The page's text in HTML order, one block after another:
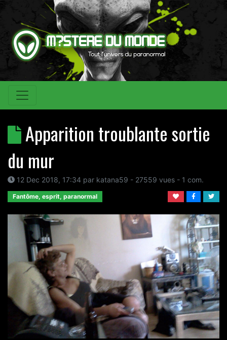
Apparition troublante sortie
du mur
12 Dec 2018, 17:34 par katana59 - 27559 vues - 1 com.
Fantôme, esprit, paranormal